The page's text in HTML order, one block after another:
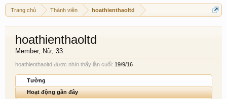
Trang chủ Thành viên hoathienthaoltd
hoathienthaoltd
Member, Nữ, 33
hoathienthaoltd được nhìn thấy lần cuối: 19/9/16
Tường
Hoạt động gần đây